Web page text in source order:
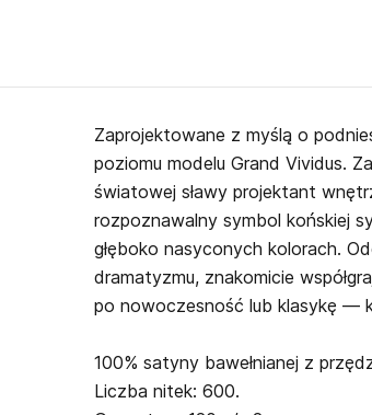
Zaprojektowane z myślą o
poziomu modelu Grand Vividus.
światowej sławy projektant
rozpoznawalny symbol końskiej
głęboko nasyconych kolorach.
dramatyzmu, znakomicie
po nowoczesność lub klasykę —
100% satyny bawełnianej z
Liczba nitek: 600.